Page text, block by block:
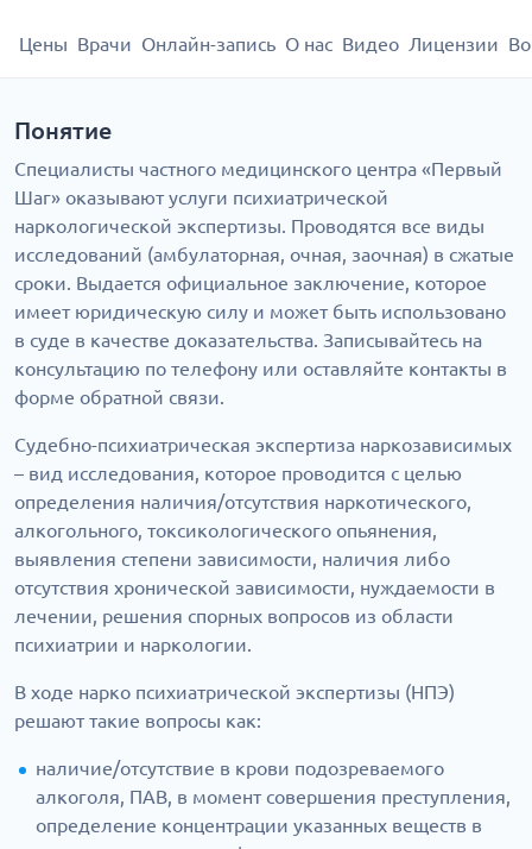
Цены Врачи Онлайн-запись О нас Видео Лицензии
Понятие
Специалисты частного медицинского центра «Первый
Шаг» оказывают услуги психиатрической
наркологической экспертизы. Проводятся все виды
исследований (амбулаторная, очная, заочная) в сжатые
сроки. Выдается официальное заключение, которое
имеет юридическую силу и может быть использовано
в суде в качестве доказательства. Записывайтесь на
консультацию по телефону или оставляйте контакты в
форме обратной связи.
Судебно-психиатрическая экспертиза наркозависимых
– вид исследования, которое проводится с целью
определения наличия/отсутствия наркотического,
алкогольного, токсикологического опьянения,
выявления степени зависимости, наличия либо
отсутствия хронической зависимости, нуждаемости в
лечении, решения спорных вопросов из области
психиатрии и наркологии.
В ходе нарко психиатрической экспертизы (НПЭ)
решают такие вопросы как:
наличие/отсутствие в крови подозреваемого
алкоголя, ПАВ, в момент совершения преступления,
определение концентрации указанных веществ в